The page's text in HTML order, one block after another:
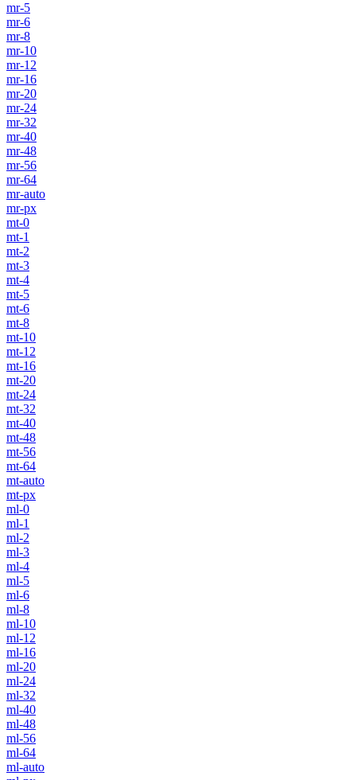
mr-5
mr-6
mr-8
mr-10
mr-12
mr-16
mr-20
mr-24
mr-32
mr-40
mr-48
mr-56
mr-64
mr-auto
mr-px
mt-0
mt-1
mt-2
mt-3
mt-4
mt-5
mt-6
mt-8
mt-10
mt-12
mt-16
mt-20
mt-24
mt-32
mt-40
mt-48
mt-56
mt-64
mt-auto
mt-px
ml-0
ml-1
ml-2
ml-3
ml-4
ml-5
ml-6
ml-8
ml-10
ml-12
ml-16
ml-20
ml-24
ml-32
ml-40
ml-48
ml-56
ml-64
ml-auto